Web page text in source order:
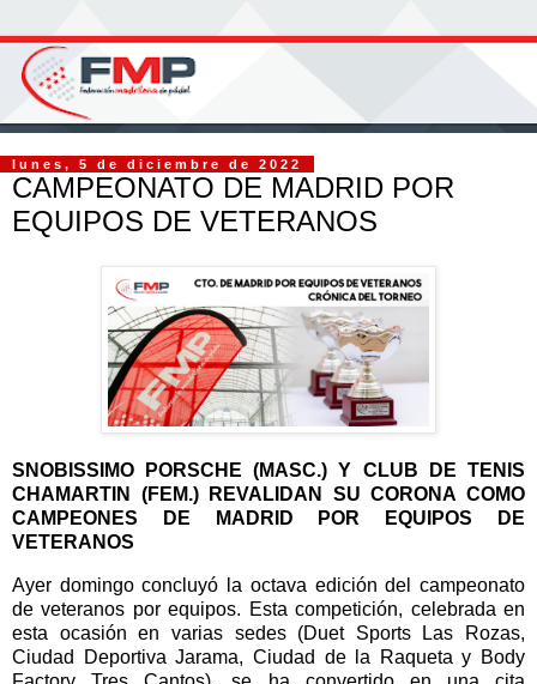
lunes, 5 de diciembre de 2022
CAMPEONATO DE MADRID POR
EQUIPOS DE VETERANOS
SNOBISSIMO PORSCHE (MASC.) Y CLUB DE TENIS
CHAMARTIN (FEM.) REVALIDAN SU CORONA COMO
CAMPEONES DE MADRID POR EQUIPOS DE
VETERANOS
Ayer domingo concluyó la octava edición del campeonato
de veteranos por equipos. Esta competición, celebrada en
esta ocasión en varias sedes (Duet Sports Las Rozas,
Ciudad Deportiva Jarama, Ciudad de la Raqueta y Body